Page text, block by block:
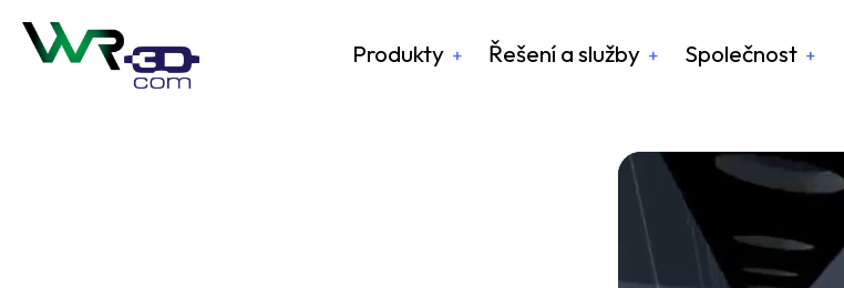
Produkty Řešení a služby Společnost